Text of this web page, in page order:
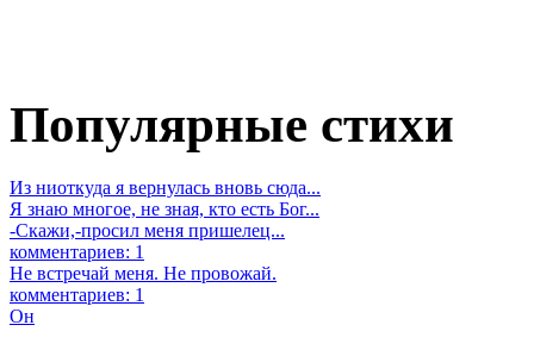
Популярные стихи
Из ниоткуда я вернулась вновь сюда...
Я знаю многое, не зная, кто есть Бог...
-Скажи,-просил меня пришелец...
комментариев: 1
Не встречай меня. Не провожай.
комментариев: 1
Он